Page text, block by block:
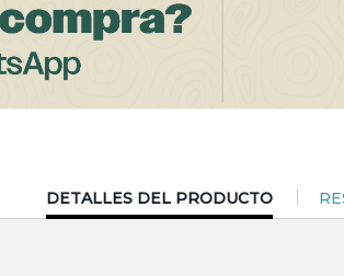
CURRENT
TAB:
DETALLES DEL PRODUCTO